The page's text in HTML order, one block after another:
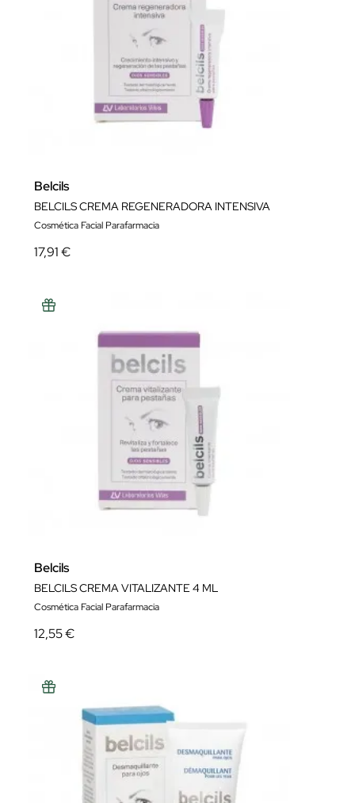
Belcils
BELCILS CREMA REGENERADORA INTENSIVA
Cosmética Facial Parafarmacia
17,91 €
Belcils
BELCILS CREMA VITALIZANTE 4 ML
Cosmética Facial Parafarmacia
12,55 €